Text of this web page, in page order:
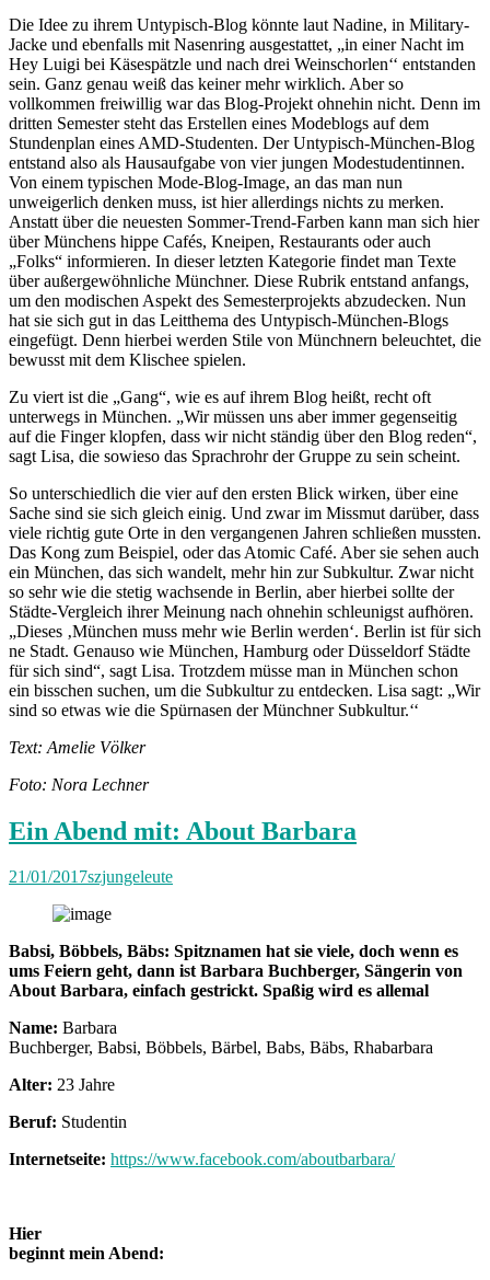
Die Idee zu ihrem Untypisch-Blog könnte laut Nadine, in Military-
Jacke und ebenfalls mit Nasenring ausgestattet, „in einer Nacht im
Hey Luigi bei Käsespätzle und nach drei Weinschorlen‘‘ entstanden
sein. Ganz genau weiß das keiner mehr wirklich. Aber so
vollkommen freiwillig war das Blog-Projekt ohnehin nicht. Denn im
dritten Semester steht das Erstellen eines Modeblogs auf dem
Stundenplan eines AMD-Studenten. Der Untypisch-München-Blog
entstand also als Hausaufgabe von vier jungen Modestudentinnen.
Von einem typischen Mode-Blog-Image, an das man nun
unweigerlich denken muss, ist hier allerdings nichts zu merken.
Anstatt über die neuesten Sommer-Trend-Farben kann man sich hier
über Münchens hippe Cafés, Kneipen, Restaurants oder auch
„Folks“ informieren. In dieser letzten Kategorie findet man Texte
über außergewöhnliche Münchner. Diese Rubrik entstand anfangs,
um den modischen Aspekt des Semesterprojekts abzudecken. Nun
hat sie sich gut in das Leitthema des Untypisch-München-Blogs
eingefügt. Denn hierbei werden Stile von Münchnern beleuchtet, die
bewusst mit dem Klischee spielen.
Zu viert ist die „Gang“, wie es auf ihrem Blog heißt, recht oft
unterwegs in München. „Wir müssen uns aber immer gegenseitig
auf die Finger klopfen, dass wir nicht ständig über den Blog reden“,
sagt Lisa, die sowieso das Sprachrohr der Gruppe zu sein scheint.
So unterschiedlich die vier auf den ersten Blick wirken, über eine
Sache sind sie sich gleich einig. Und zwar im Missmut darüber, dass
viele richtig gute Orte in den vergangenen Jahren schließen mussten.
Das Kong zum Beispiel, oder das Atomic Café. Aber sie sehen auch
ein München, das sich wandelt, mehr hin zur Subkultur. Zwar nicht
so sehr wie die stetig wachsende in Berlin, aber hierbei sollte der
Städte-Vergleich ihrer Meinung nach ohnehin schleunigst aufhören.
„Dieses ‚München muss mehr wie Berlin werden‘. Berlin ist für sich
ne Stadt. Genauso wie München, Hamburg oder Düsseldorf Städte
für sich sind“, sagt Lisa. Trotzdem müsse man in München schon
ein bisschen suchen, um die Subkultur zu entdecken. Lisa sagt: „Wir
sind so etwas wie die Spürnasen der Münchner Subkultur.‘‘
Text: Amelie Völker
Foto: Nora Lechner
Ein Abend mit: About Barbara
21/01/2017szjungeleute
Babsi, Böbbels, Bäbs: Spitznamen hat sie viele, doch wenn es
ums Feiern geht, dann ist Barbara Buchberger, Sängerin von
About Barbara, einfach gestrickt. Spaßig wird es allemal
Name: Barbara
Buchberger, Babsi, Böbbels, Bärbel, Babs, Bäbs, Rhabarbara
Alter: 23 Jahre
Beruf: Studentin
Internetseite: https://www.facebook.com/aboutbarbara/
Hier
beginnt mein Abend: